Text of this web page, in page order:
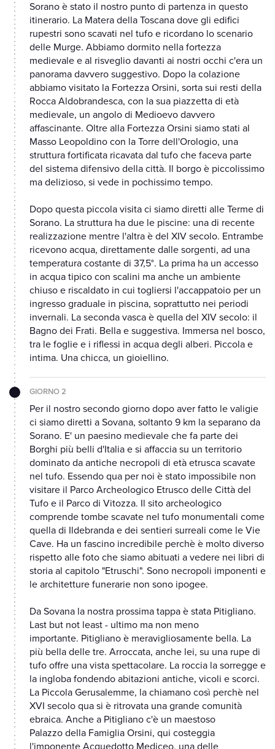
Sorano è stato il nostro punto di partenza in questo
itinerario. La Matera della Toscana dove gli edifici
rupestri sono scavati nel tufo e ricordano lo scenario
delle Murge. Abbiamo dormito nella fortezza
medievale e al risveglio davanti ai nostri occhi c'era un
panorama davvero suggestivo. Dopo la colazione
abbiamo visitato la Fortezza Orsini, sorta sui resti della
Rocca Aldobrandesca, con la sua piazzetta di età
medievale, un angolo di Medioevo davvero
affascinante. Oltre alla Fortezza Orsini siamo stati al
Masso Leopoldino con la Torre dell'Orologio, una
struttura fortificata ricavata dal tufo che faceva parte
del sistema difensivo della città. Il borgo è piccolissimo
ma delizioso, si vede in pochissimo tempo.
Dopo questa piccola visita ci siamo diretti alle Terme di
Sorano. La struttura ha due le piscine: una di recente
realizzazione mentre l'altra è del XIV secolo. Entrambe
ricevono acqua, direttamente dalle sorgenti, ad una
temperatura costante di 37,5°. La prima ha un accesso
in acqua tipico con scalini ma anche un ambiente
chiuso e riscaldato in cui togliersi l'accappatoio per un
ingresso graduale in piscina, soprattutto nei periodi
invernali. La seconda vasca è quella del XIV secolo: il
Bagno dei Frati. Bella e suggestiva. Immersa nel bosco,
tra le foglie e i riflessi in acqua degli alberi. Piccola e
intima. Una chicca, un gioiellino.
GIORNO 2
Per il nostro secondo giorno dopo aver fatto le valigie
ci siamo diretti a Sovana, soltanto 9 km la separano da
Sorano. E' un paesino medievale che fa parte dei
Borghi più belli d'Italia e si affaccia su un territorio
dominato da antiche necropoli di età etrusca scavate
nel tufo. Essendo qua per noi è stato impossibile non
visitare il Parco Archeologico Etrusco delle Città del
Tufo e il Parco di Vitozza. Il sito archeologico
comprende tombe scavate nel tufo monumentali come
quella di Ildebranda e dei sentieri surreali come le Vie
Cave. Ha un fascino incredibile perchè è molto diverso
rispetto alle foto che siamo abituati a vedere nei libri di
storia al capitolo "Etruschi". Sono necropoli imponenti e
le architetture funerarie non sono ipogee.
Da Sovana la nostra prossima tappa è stata Pitigliano.
Last but not least - ultimo ma non meno
importante. Pitigliano è meravigliosamente bella. La
più bella delle tre. Arroccata, anche lei, su una rupe di
tufo offre una vista spettacolare. La roccia la sorregge e
la ingloba fondendo abitazioni antiche, vicoli e scorci.
La Piccola Gerusalemme, la chiamano così perchè nel
XVI secolo qua si è ritrovata una grande comunità
ebraica. Anche a Pitigliano c'è un maestoso
Palazzo della Famiglia Orsini, qui costeggia